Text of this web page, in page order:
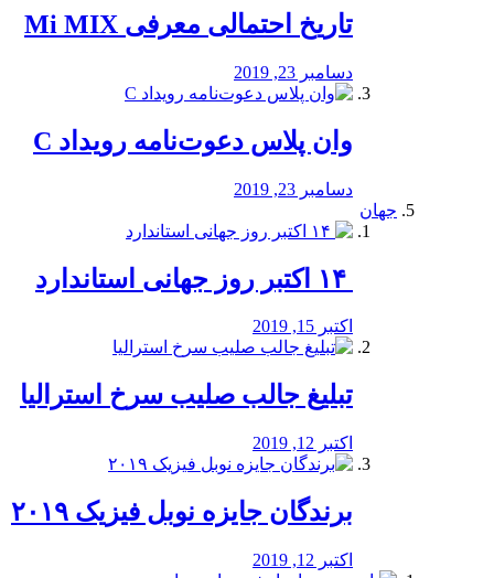
تاریخ احتمالی معرفی Mi MIX
دسامبر 23, 2019
وان پلاس دعوت‌نامه رویداد C
دسامبر 23, 2019
جهان
اکتبر 15, 2019
تبلیغ جالب صلیب سرخ استرالیا
اکتبر 12, 2019
برندگان جایزه نوبل فیزیک ۲۰۱۹
اکتبر 12, 2019